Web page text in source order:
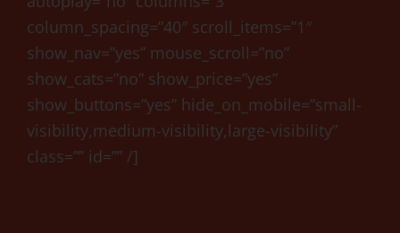
column_spacing=”40″ scroll_items=”1″
show_nav=”yes” mouse_scroll=”no”
show_cats=”no” show_price=”yes”
show_buttons=”yes” hide_on_mobile=”small-
visibility,medium-visibility,large-visibility”
class=”” id=”” /]